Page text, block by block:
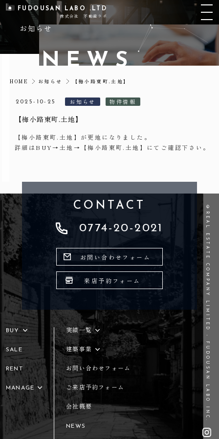
FUDOUSAN LABO .LTD
株式会社 不動産ラボ
お知らせ
NEWS
FUDOUSAN LABO .LTD
HOME お知らせ 【梅小路東町.土地】
2025-10-25 お知らせ 物件情報
【梅小路東町.土地】
【梅小路東町.土地】が更地になりました。
詳細はBUY→土地→【梅小路東町.土地】にてご確認下さい。
CONTACT
0774-20-2021
お問い合わせフォーム
来店予約フォーム
BUY
SALE
RENT
MANAGE
実績一覧
建築事業
お問い合わせフォーム
ご来店予約フォーム
会社概要
NEWS
©REAL ESTATE COMPANY LIMITED - FUDOUSAN LABO INC.